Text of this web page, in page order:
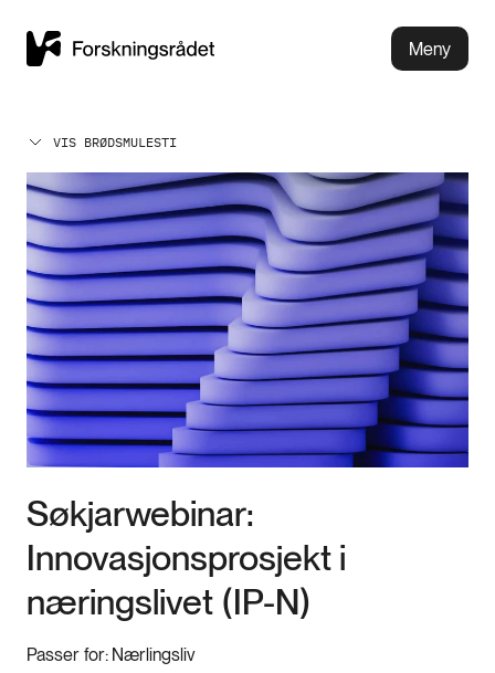
Meny
VIS BRØDSMULESTI
Søkjarwebinar:
Innovasjonsprosjekt i
næringslivet (IP-N)
Passer for: Nærlingsliv